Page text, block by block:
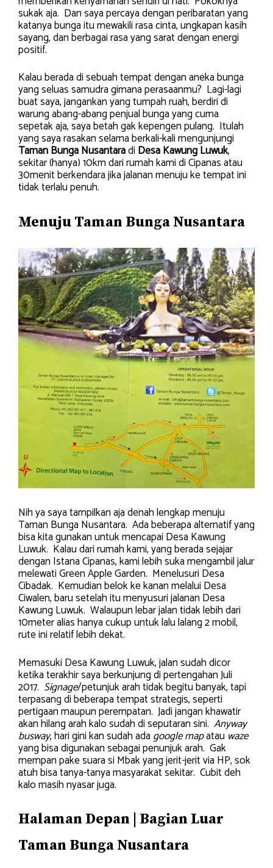
sukak aja. Dan saya percaya dengan peribaratan yang
katanya bunga itu mewakili rasa cinta, ungkapan kasih
sayang, dan berbagai rasa yang sarat dengan energi
positif.
Kalau berada di sebuah tempat dengan aneka bunga
yang seluas samudra gimana perasaanmu? Lagi-lagi
buat saya, jangankan yang tumpah ruah, berdiri di
warung abang-abang penjual bunga yang cuma
sepetak aja, saya betah gak kepengen pulang. Itulah
yang saya rasakan selama berkali-kali mengunjungi
Taman Bunga Nusantaradi Desa Kawung Luwuk,
sekitar (hanya) 10km dari rumah kami di Cipanas atau
30menit berkendara jika jalanan menuju ke tempat ini
tidak terlalu penuh.
Menuju Taman Bunga Nusantara
Nih ya saya tampilkan aja denah lengkap menuju
Taman Bunga Nusantara. Ada beberapa alternatif yang
bisa kita gunakan untuk mencapai Desa Kawung
Luwuk. Kalau dari rumah kami, yang berada sejajar
dengan Istana Cipanas, kami lebih suka mengambil jalur
melewati Green Apple Garden. Menelusuri Desa
Cibadak. Kemudian belok ke kanan melalui Desa
Ciwalen, baru setelah itu menyusuri jalanan Desa
Kawung Luwuk. Walaupun lebar jalan tidak lebih dari
10meter alias hanya cukup untuk lalu lalang 2 mobil,
rute ini relatif lebih dekat.
Memasuki Desa Kawung Luwuk, jalan sudah dicor
ketika terakhir saya berkunjung di pertengahan Juli
2017. Signage/petunjuk arah tidak begitu banyak, tapi
terpasang di beberapa tempat strategis, seperti
pertigaan maupun perempatan. Jadi jangan khawatir
akan hilang arah kalo sudah di seputaran sini. Anyway
busway, hari gini kan sudah adagoogle mapatau waze
yang bisa digunakan sebagai penunjuk arah. Gak
mempan pake suara si Mbak yang jerit-jerit via HP, sok
atuh bisa tanya-tanya masyarakat sekitar. Cubit deh
kalo masih nyasar juga.
Halaman Depan | Bagian Luar
Taman Bunga Nusantara